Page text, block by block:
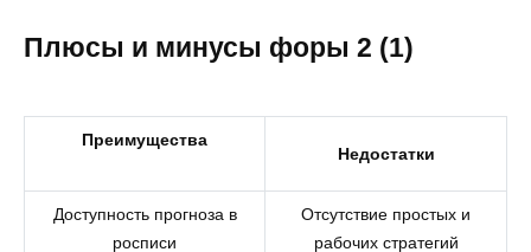
Плюсы и минусы форы 2 (1)
Преимущества
Недостатки
Доступность прогноза в
росписи
Отсутствие простых и
рабочих стратегий